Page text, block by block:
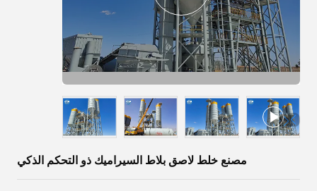
مصنع خلط لاصق بلاط السيراميك ذو التحكم الذكي